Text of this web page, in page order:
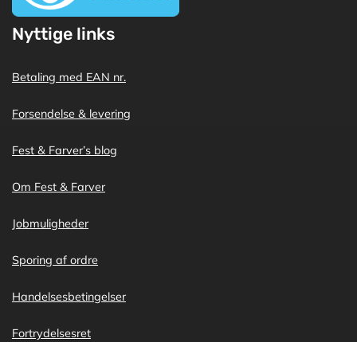
Nyttige links
Betaling med EAN nr.
Forsendelse & levering
Fest & Farver’s blog
Om Fest & Farver
Jobmuligheder
Sporing af ordre
Handelsesbetingelser
Fortrydelsesret